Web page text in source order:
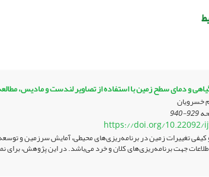
و دمای سطح زمین با استفاده از تصاویر لندست و مادیس، مطالعه
خسرویان
929-940
https://doi.org/10.22092/
تغییرات زمین در برنامه‌ریزی‌های محیطی، آمایش سرزمین و
جهت برنامه‌ریزی‌های کلان و خرد می‌باشد. در این پژوهش،